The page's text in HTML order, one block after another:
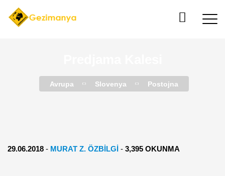
Avrupa Slovenya Postojna
29.06.2018 - MURAT Z. ÖZBİLGİ - 3,395 OKUNMA